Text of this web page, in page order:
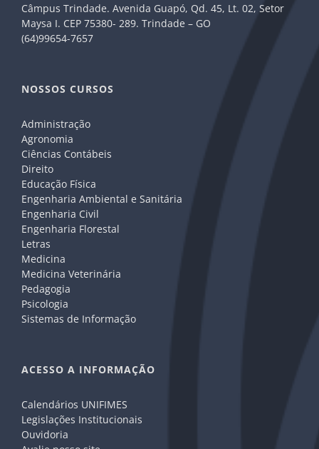
Câmpus Trindade. Avenida Guapó, Qd. 45, Lt. 02, Setor
Maysa I. CEP 75380- 289. Trindade – GO
(64)99654-7657
NOSSOS CURSOS
Administração
Agronomia
Ciências Contábeis
Direito
Educação Física
Engenharia Ambiental e Sanitária
Engenharia Civil
Engenharia Florestal
Letras
Medicina
Medicina Veterinária
Pedagogia
Psicologia
Sistemas de Informação
ACESSO A INFORMAÇÃO
Calendários UNIFIMES
Legislações Institucionais
Ouvidoria